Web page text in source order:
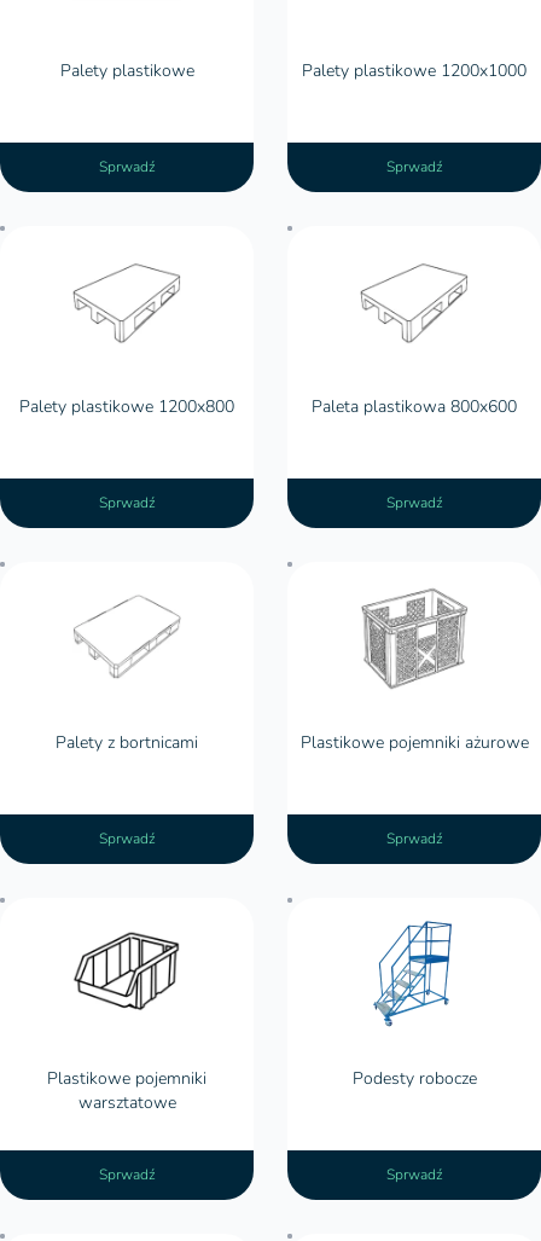
Palety plastikowe
Sprwadź
Palety plastikowe 1200x1000
Sprwadź
Palety plastikowe 1200x800
Palety plastikowe 1200x800
Sprwadź
Paleta plastikowa 800x600
Palety plastikowe 800x600
Sprwadź
Palety z bortnicami
Palety z bortnicami
Sprwadź
Plastikowe pojemniki ażurowe
Sprwadź
Plastikowe pojemniki
warsztatowe
Sprwadź
Podesty robocze
Sprwadź